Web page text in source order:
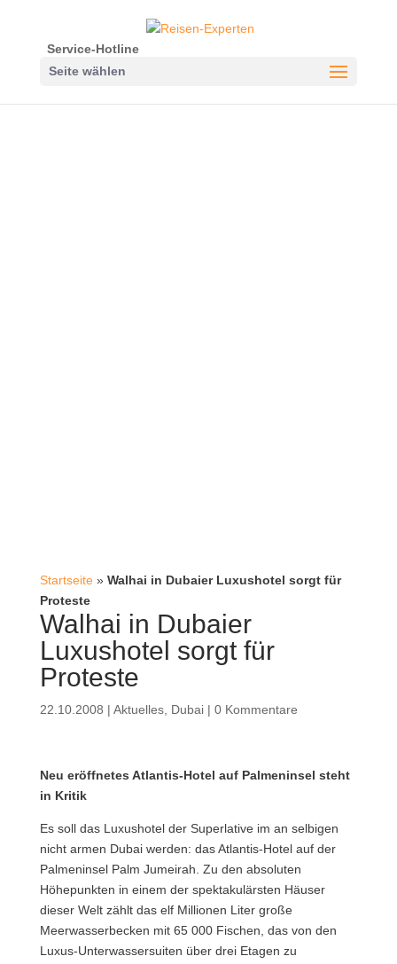
Service-Hotline
Seite wählen
Startseite» Walhai in Dubaier Luxushotel sorgt für
Proteste
Walhai in Dubaier
Luxushotel sorgt für
Proteste
22.10.2008 | Aktuelles, Dubai| 0 Kommentare
Neu eröffnetes Atlantis-Hotel auf Palmeninsel steht
in Kritik
Es soll das Luxushotel der Superlative im an selbigen
nicht armen Dubai werden: das Atlantis-Hotel auf der
Palmeninsel Palm Jumeirah. Zu den absoluten
Höhepunkten in einem der spektakulärsten Häuser
dieser Welt zählt das elf Millionen Liter große
Meerwasserbecken mit 65 000 Fischen, das von den
Luxus-Unterwassersuiten über drei Etagen zu